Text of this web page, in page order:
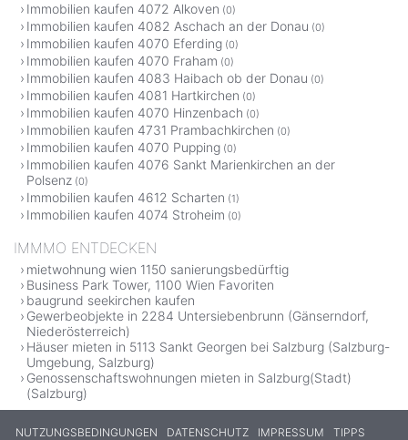
Immobilien kaufen 4072 Alkoven (0)
Immobilien kaufen 4082 Aschach an der Donau (0)
Immobilien kaufen 4070 Eferding (0)
Immobilien kaufen 4070 Fraham (0)
Immobilien kaufen 4083 Haibach ob der Donau (0)
Immobilien kaufen 4081 Hartkirchen (0)
Immobilien kaufen 4070 Hinzenbach (0)
Immobilien kaufen 4731 Prambachkirchen (0)
Immobilien kaufen 4070 Pupping (0)
Immobilien kaufen 4076 Sankt Marienkirchen an der
Polsenz (0)
Immobilien kaufen 4612 Scharten (1)
Immobilien kaufen 4074 Stroheim (0)
IMMMO ENTDECKEN
mietwohnung wien 1150 sanierungsbedürftig
Business Park Tower, 1100 Wien Favoriten
baugrund seekirchen kaufen
Gewerbeobjekte in 2284 Untersiebenbrunn (Gänserndorf,
Niederösterreich)
Häuser mieten in 5113 Sankt Georgen bei Salzburg (Salzburg-
Umgebung, Salzburg)
Genossenschaftswohnungen mieten in Salzburg(Stadt)
(Salzburg)
NUTZUNGSBEDINGUNGEN DATENSCHUTZ IMPRESSUM TIPPS